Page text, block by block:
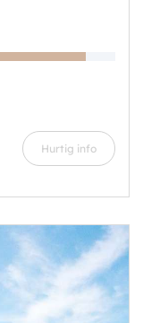
Hurtig info